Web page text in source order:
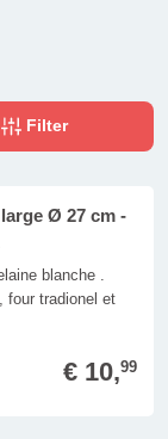
Filter
Ø 27 cm -
blanche .
four tradionel et
€ 10,99